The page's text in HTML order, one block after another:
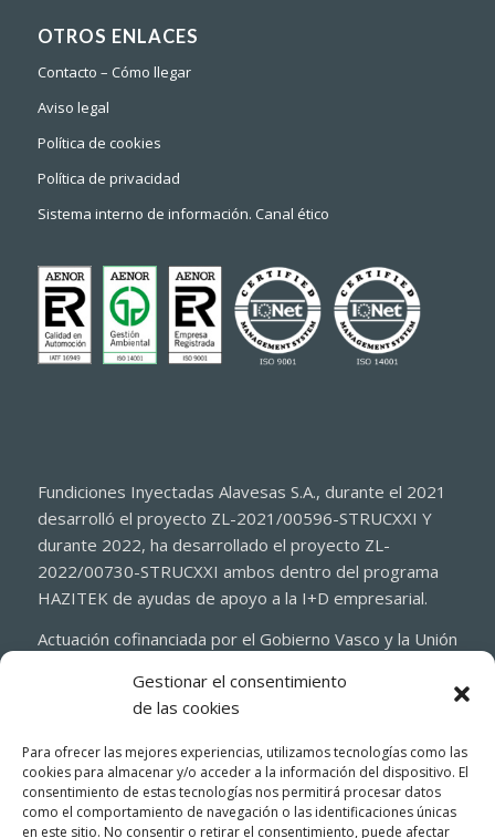
Gestionar el consentimiento
de las cookies
Para ofrecer las mejores experiencias, utilizamos tecnologías como las
cookies para almacenar y/o acceder a la información del dispositivo. El
consentimiento de estas tecnologías nos permitirá procesar datos
como el comportamiento de navegación o las identificaciones únicas
en este sitio. No consentir o retirar el consentimiento, puede afectar
OTROS ENLACES
Contacto – Cómo llegar
Aviso legal
Política de cookies
Política de privacidad
Sistema interno de información. Canal ético
Fundiciones Inyectadas Alavesas S.A., durante el 2021
desarrolló el proyecto ZL-2021/00596-STRUCXXI Y
durante 2022, ha desarrollado el proyecto ZL-
2022/00730-STRUCXXI ambos dentro del programa
HAZITEK de ayudas de apoyo a la I+D empresarial.
Actuación cofinanciada por el Gobierno Vasco y la Unión
Regional 2021-2027 (FEDER)